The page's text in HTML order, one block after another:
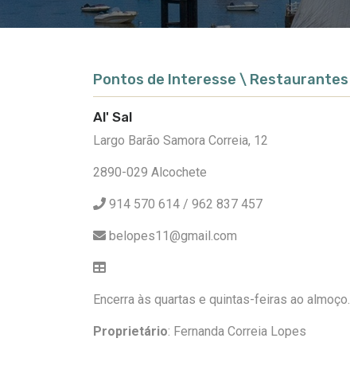
Pontos de Interesse \ Restaurantes
Al' Sal
Largo Barão Samora Correia, 12
2890-029 Alcochete
914 570 614 / 962 837 457
belopes11@gmail.com
Encerra às quartas e quintas-feiras ao almoço.
Proprietário: Fernanda Correia Lopes